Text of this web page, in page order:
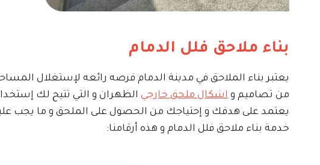
بناء ملاحق فلل الدمام
يعتبر بناء الملاحق في مدينة الدمام فرصه رائعه لإستغلال
من تصاميم و اشكال ملحق خارجي الظهران و التي تتيح لك
يعتمد على هدفك و إحتياجك من الحصول على الملحق و ما يجب
خدمة بناء ملاحق فلل الدمام و هذه أرقامنا: